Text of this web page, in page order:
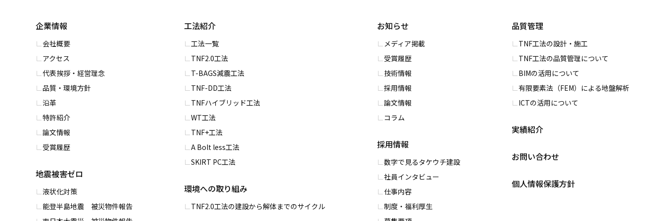
企業情報
会社概要
アクセス
代表挨拶・経営理念
品質・環境方針
沿革
特許紹介
論文情報
受賞履歴
地震被害ゼロ
液状化対策
能登半島地震 被災物件報告
工法紹介
⼯法一覧
TNF2.0⼯法
T-BAGS減震⼯法
TNF-DD⼯法
TNFハイブリッド⼯法
WT⼯法
TNF+⼯法
A Bolt less⼯法
SKIRT PC工法
環境への取り組み
TNF2.0工法の建設から解体までのサイクル
お知らせ
メディア掲載
受賞履歴
技術情報
採用情報
論文情報
コラム
採用情報
数字で⾒るタケウチ建設
社員インタビュー
仕事内容
制度・福利厚⽣
品質管理
TNF工法の設計・施工
TNF工法の品質管理について
BIMの活用について
有限要素法（FEM）による地盤解析
ICTの活用について
実績紹介
お問い合わせ
個人情報保護方針